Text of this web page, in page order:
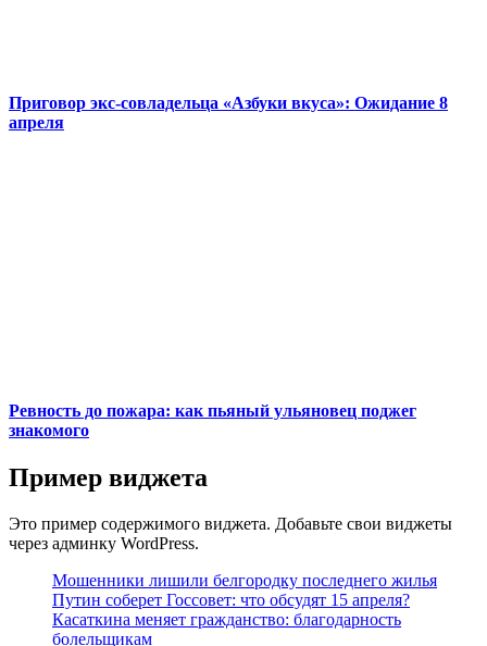
Приговор экс-совладельца «Азбуки вкуса»: Ожидание 8
апреля
Ревность до пожара: как пьяный ульяновец поджег
знакомого
Пример виджета
Это пример содержимого виджета. Добавьте свои виджеты
через админку WordPress.
Мошенники лишили белгородку последнего жилья
Путин соберет Госсовет: что обсудят 15 апреля?
Касаткина меняет гражданство: благодарность
болельщикам